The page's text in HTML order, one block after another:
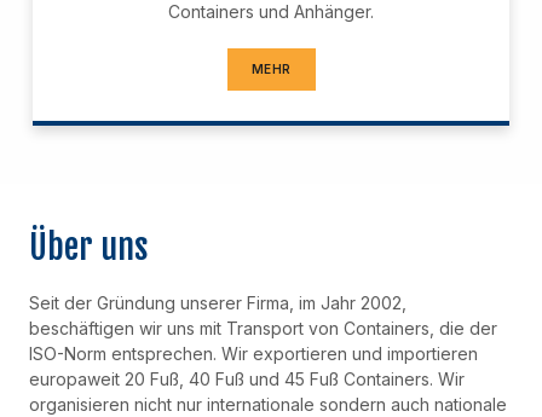
Containers und Anhänger.
MEHR
Über uns
Seit der Gründung unserer Firma, im Jahr 2002,
beschäftigen wir uns mit Transport von Containers, die der
ISO-Norm entsprechen. Wir exportieren und importieren
europaweit 20 Fuß, 40 Fuß und 45 Fuß Containers. Wir
organisieren nicht nur internationale sondern auch nationale